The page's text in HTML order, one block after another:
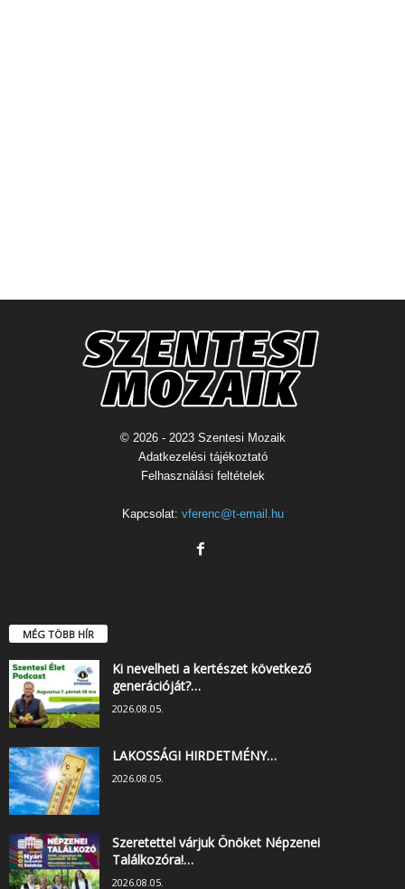
© 2026 - 2023 Szentesi Mozaik
Adatkezelési tájékoztató
Felhasználási feltételek
Kapcsolat: vferenc@t-email.hu
MÉG TÖBB HÍR
Ki nevelheti a kertészet következő
generációját?…
2026.08.05.
LAKOSSÁGI HIRDETMÉNY…
2026.08.05.
Szeretettel várjuk Önöket Népzenei
Találkozóra!…
2026.08.05.